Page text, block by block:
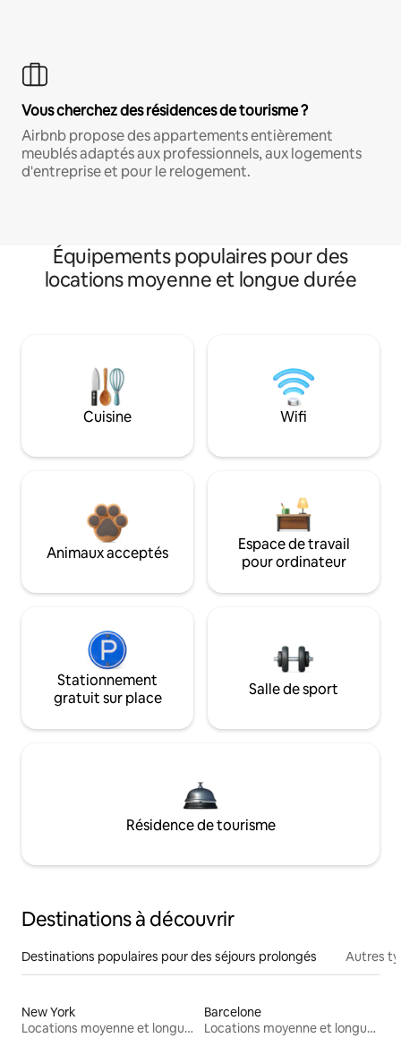
Vous cherchez des résidences de tourisme ?
Airbnb propose des appartements entièrement
meublés adaptés aux professionnels, aux logements
d'entreprise et pour le relogement.
Équipements populaires pour des
locations moyenne et longue durée
Cuisine Wifi
Animaux acceptés
Espace de travail
pour ordinateur
Stationnement
gratuit sur place
Salle de sport
Résidence de tourisme
Destinations à découvrir
Destinations populaires pour des séjours prolongés Autres
New York
Locations moyenne et longue durée
Barcelone
Locations moyenne et longue durée